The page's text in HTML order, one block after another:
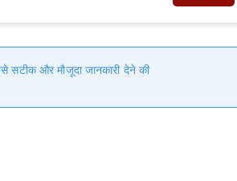
सटीक और मौजूदा जानकारी देने की